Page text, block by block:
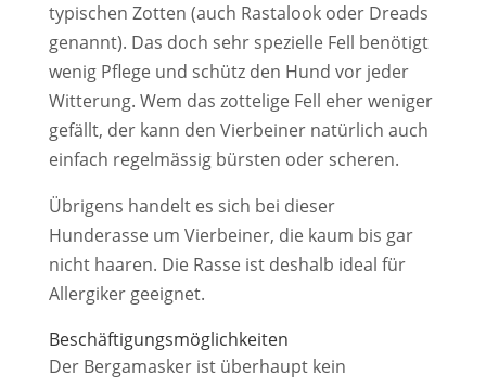
typischen Zotten (auch Rastalook oder Dreads
genannt). Das doch sehr spezielle Fell benötigt
wenig Pflege und schütz den Hund vor jeder
Witterung. Wem das zottelige Fell eher weniger
gefällt, der kann den Vierbeiner natürlich auch
einfach regelmässig bürsten oder scheren.
Übrigens handelt es sich bei dieser
Hunderasse um Vierbeiner, die kaum bis gar
nicht haaren. Die Rasse ist deshalb ideal für
Allergiker geeignet.
Beschäftigungs­möglichkeiten
Der Bergamasker ist überhaupt kein